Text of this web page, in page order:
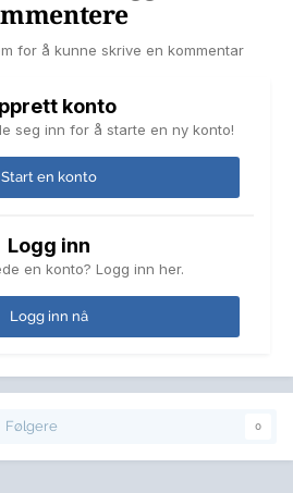
for å kunne skrive en kommentar
konto
seg inn for å starte en ny konto!
Start en konto
Logg inn
en konto? Logg inn her.
Logg inn nå
Følgere 0